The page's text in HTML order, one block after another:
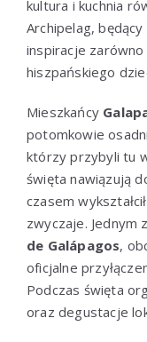
kultura i kuchnia
Archipelag,
inspiracje
hiszpańskiego
Mieszkańcy
potomkowie
którzy przybyli tu
święta nawiązują
czasem
zwyczaje. Jednym
de Galápagos,
oficjalne
Podczas święta
oraz degustacje